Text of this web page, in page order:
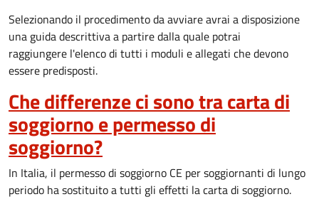
Selezionando il procedimento da avviare avrai a disposizione
una guida descrittiva a partire dalla quale potrai
raggiungere l'elenco di tutti i moduli e allegati che devono
essere predisposti.
Che differenze ci sono tra carta di
soggiorno e permesso di
soggiorno?
In Italia, il permesso di soggiorno CE per soggiornanti di lungo
periodo ha sostituito a tutti gli effetti la carta di soggiorno.